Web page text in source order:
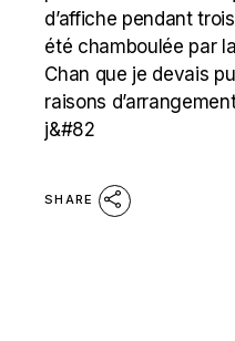
d’affiche pendant
été chamboulée par
Chan que je devais
raisons
j&#82
SHARE